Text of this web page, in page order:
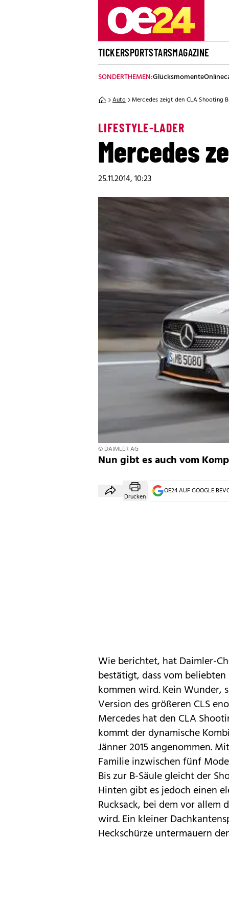
TICKERSPORTSTARSMAGAZINE
SONDERTHEMEN:Glücksmomente
Auto Mercedes zeigt den CLA Shooting
LIFESTYLE-LADER
Mercedes
25.11.2014, 10:23
© DAIMLER AG
Nun gibt es auch vom
Drucken
OE24 AUF GOOGLE
Wie berichtet, hat Daimler-
bestätigt, dass vom beliebten
kommen wird. Kein Wunder,
Version des größeren CLS
Mercedeshat den CLA
kommt der dynamische
Jänner 2015 angenommen.
Familie inzwischen fünf
Bis zur B-Säule gleicht der
Hinten gibt es jedoch einen
Rucksack, bei dem vor allem
wird. Ein kleiner
Heckschürze untermauern